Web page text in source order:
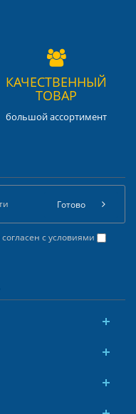
КАЧЕСТВЕННЫЙ
ТОВАР
большой ассортимент
с условиями
Готово